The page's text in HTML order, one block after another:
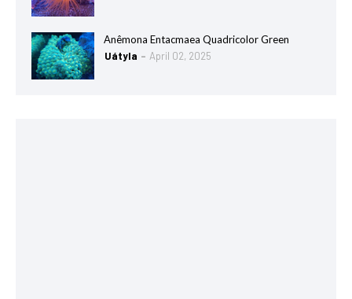
Anêmona Entacmaea Quadricolor Green
Uátyla
April 02, 2025